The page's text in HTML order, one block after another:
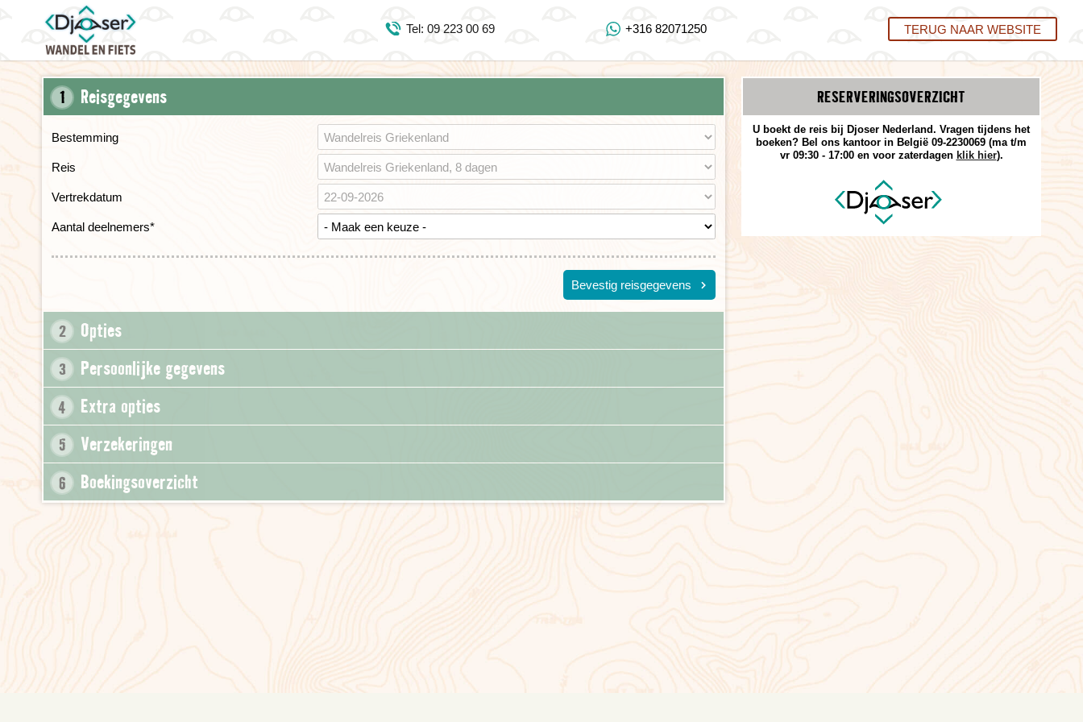
Tel: 09 223 00 69
https://www.youtube.com/user/DjoserWebsite
https://www.instagram.com/djoser_reizen/
Tel: 09 223 00 69 +316 82071250 TERUG NAAR WEBSITE
1 Reisgegevens
Bestemming
Reis
Vertrekdatum
Aantal deelnemers*
Bevestig reisgegevens
2 Opties
3 Persoonlijke gegevens
4 Extra opties
5 Verzekeringen
6 Boekingsoverzicht
RESERVERINGS­OVERZICHT
U boekt de reis bij Djoser Nederland. Vragen tijdens het
boeken? Bel ons kantoor in België 09-2230069 (ma t/m
vr 09:30 - 17:00 en voor zaterdagen klik hier).